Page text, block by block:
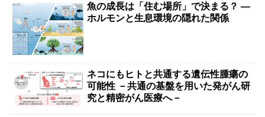
魚の成長は「住む場所」で決まる？ ―
ホルモンと生息環境の隠れた関係
ネコにもヒトと共通する遺伝性腫瘍の
可能性 －共通の基盤を用いた発がん研
究と精密がん医療へ－